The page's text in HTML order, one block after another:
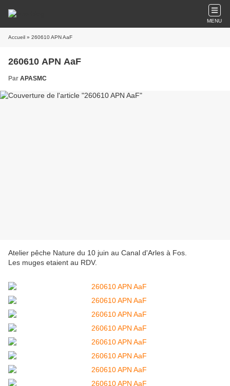
MENU
Accueil » 260610 APN AaF
260610 APN AaF
Par APASMC
Atelier pêche Nature du 10 juin au Canal d'Arles à Fos.
Les muges etaient au RDV.